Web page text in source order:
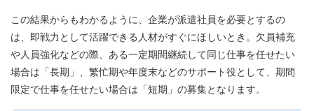
この結果からもわかるように、企業が派遣社員を必要とするの
は、即戦力として活躍できる人材がすぐにほしいとき。欠員補充
や人員強化などの際、ある一定期間継続して同じ仕事を任せたい
場合は「長期」、繁忙期や年度末などのサポート役として、期間
限定で仕事を任せたい場合は「短期」の募集となります。